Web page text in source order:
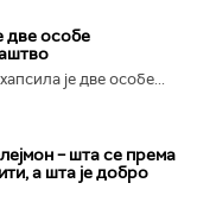
две особе
је две особе...
– шта се према
а шта је добро